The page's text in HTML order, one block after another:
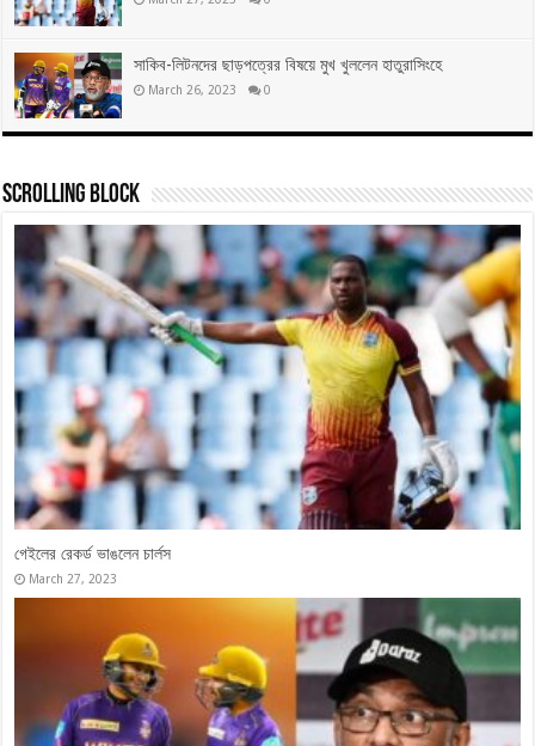
সাকিব-লিটনদের ছাড়পত্রের বিষয়ে মুখ খুললেন হাতুরাসিংহে
March 26, 2023 0
Scrolling Block
বাংলাদেশি ক্রিকেটার হিসেবে দ্রুততম সেঞ্চুরির রেকর্ড গড়লেন
December 28, 2023